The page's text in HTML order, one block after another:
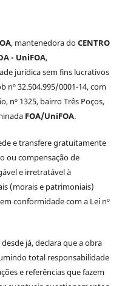
, mantenedora doCENTRO
- UniFOA,
jurídica sem fins lucrativos
nº 32.504.995/0001-14, com
nº 1325, bairro Três Poços,
FOA/UniFOA.
e transfere gratuitamente
ou compensação de
e irretratável à
(morais e patrimoniais)
conformidade com a Lei nº
desde já, declara que a obra
total responsabilidade
e referências que fazem